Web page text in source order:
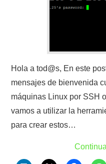
Hola a tod@s, En este
mensajes de bienvenida
máquinas Linux por SSH
vamos a utilizar la
para crear estos…